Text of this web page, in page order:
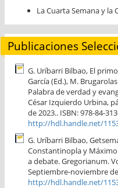
La Cuarta Semana y
Publicaciones
G. Uríbarri Bilbao, El
García (Ed.), M.
Palabra de verdad y
César Izquierdo Urbina,
de 2023.. ISBN: 978-84-
http://hdl.handle.net/
G. Uríbarri Bilbao,
Constantinopla y
a debate. Gregorianum.
Septiembre-noviembre
http://hdl.handle.net/